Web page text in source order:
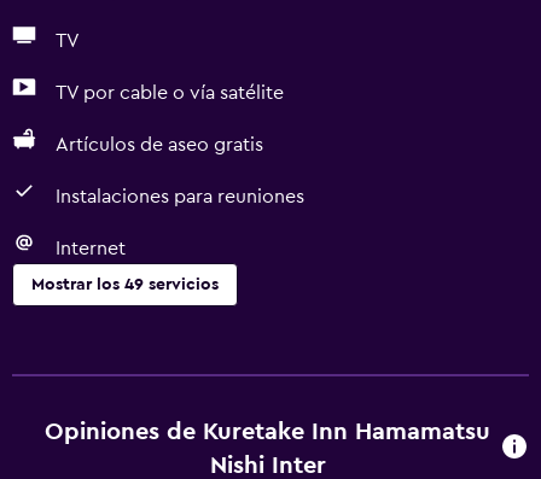
TV
TV por cable o vía satélite
Artículos de aseo gratis
Instalaciones para reuniones
Internet
Mostrar los 49 servicios
Wifi gratis
Wifi disponible en todas las instalaciones
Opiniones de Kuretake Inn Hamamatsu
Nishi Inter